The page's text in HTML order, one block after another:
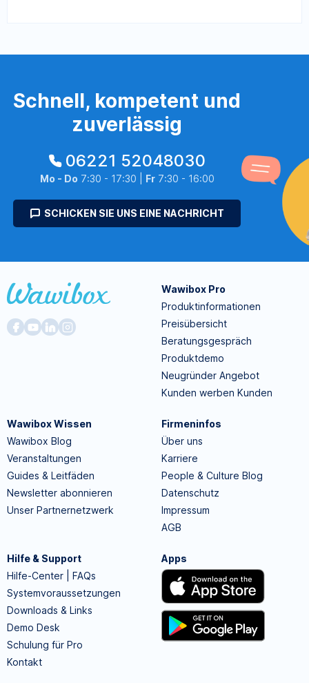
Schnell, kompetent und
zuverlässig
06221 52048030
Mo - Do 7:30 - 17:30 | Fr7:30 - 16:00
SCHICKEN SIE UNS EINE NACHRICHT
Wawibox Pro
Produktinformationen
Preisübersicht
Beratungsgespräch
Produktdemo
Neugründer Angebot
Kunden werben Kunden
Wawibox Wissen
Wawibox Blog
Veranstaltungen
Guides & Leitfäden
Newsletter abonnieren
Unser Partnernetzwerk
Firmeninfos
Über uns
Karriere
People & Culture Blog
Datenschutz
Impressum
AGB
Hilfe & Support
Hilfe-Center | FAQs
Systemvoraussetzungen
Downloads & Links
Demo Desk
Schulung für Pro
Kontakt
Apps